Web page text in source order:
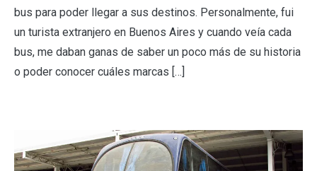
bus para poder llegar a sus destinos. Personalmente, fui
un turista extranjero en Buenos Aires y cuando veía cada
bus, me daban ganas de saber un poco más de su historia
o poder conocer cuáles marcas […]